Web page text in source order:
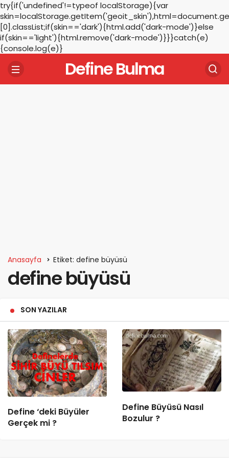
try{if('undefined'!=typeof localStorage){var
[0].classList;if(skin=='dark'){html.add('dark-mode')}else
if(skin=='light'){html.remove('dark-mode')}}}catch(e)
{console.log(e)}
Define Bulma
Anasayfa Etiket: define büyüsü
define büyüsü
SON YAZILAR
Define ‘deki Büyüler
Gerçek mi ?
Define Büyüsü Nasıl
Bozulur ?